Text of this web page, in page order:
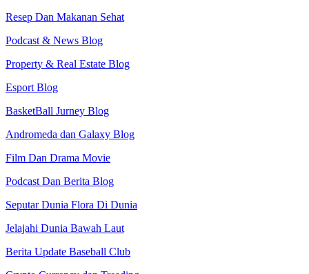
Resep Dan Makanan Sehat
Podcast & News Blog
Property & Real Estate Blog
Esport Blog
BasketBall Jurney Blog
Andromeda dan Galaxy Blog
Film Dan Drama Movie
Podcast Dan Berita Blog
Seputar Dunia Flora Di Dunia
Jelajahi Dunia Bawah Laut
Berita Update Baseball Club